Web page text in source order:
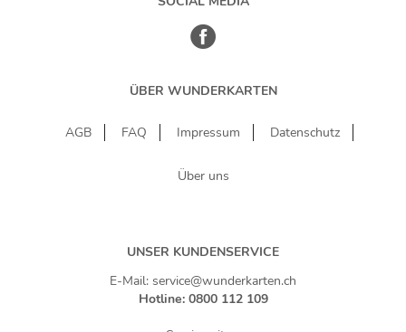
ÜBER WUNDERKARTEN
AGB FAQ Impressum Datenschutz
Über uns
UNSER KUNDENSERVICE
E-Mail: service@wunderkarten.ch
Hotline: 0800 112 109